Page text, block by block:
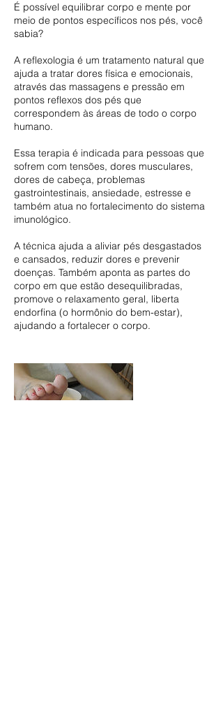
É possível equilibrar corpo e mente por
meio de pontos específicos nos pés, você
sabia?
A reflexologia é um tratamento natural que
ajuda a tratar dores física e emocionais,
através das massagens e pressão em
pontos reflexos dos pés que
correspondem às áreas de todo o corpo
humano.
Essa terapia é indicada para pessoas que
sofrem com tensões, dores musculares,
dores de cabeça, problemas
gastrointestinais, ansiedade, estresse e
também atua no fortalecimento do sistema
imunológico.
A técnica ajuda a aliviar pés desgastados
e cansados, reduzir dores e prevenir
doenças. Também aponta as partes do
corpo em que estão desequilibradas,
promove o relaxamento geral, liberta
endorfina (o hormônio do bem-estar),
ajudando a fortalecer o corpo.